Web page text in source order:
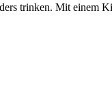
trinken. Mit einem